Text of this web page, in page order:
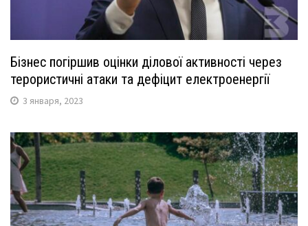
Бізнес погіршив оцінки ділової активності через
терористичні атаки та дефіцит електроенергії
3 января, 2023